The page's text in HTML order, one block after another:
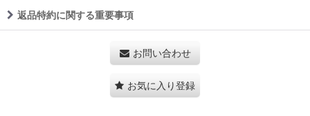
返品特約に関する重要事項
お問い合わせ
お気に入り登録